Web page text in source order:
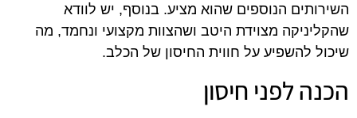
השירותים הנוספים שהוא מציע. בנוסף, יש לוודא
שהקליניקה מצוידת היטב ושהצוות מקצועי ונחמד, מה
שיכול להשפיע על חווית החיסון של הכלב.
הכנה לפני חיסון